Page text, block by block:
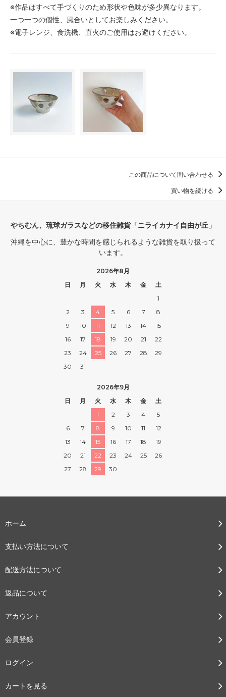
※作品はすべて手づくりのため形状や色味が多少異なります。
一つ一つの個性、風合いとしてお楽しみください。
※電子レンジ、食洗機、直火のご使用はお避けください。
この商品について問い合わせる
買い物を続ける
やちむん、琉球ガラスなどの移住雑貨「ニライカナイ自由が丘」
沖縄を中心に、豊かな時間を感じられるような雑貨を取り扱って
います。
2026年8月
日
月 火 水 木 金
土
1
2
3 4 5 6 7
8
9
10 11 12 13 14
15
16
17 18 19 20 21
22
23
24 25 26 27 28
29
30
31
2026年9月
日
月 火 水 木 金
土
1
2 3 4
5
6
7 8 9 10 11
12
13
14 15 16 17 18
19
20
21 22 23 24 25
26
27
28 29 30
ホーム
支払い方法について
配送方法について
返品について
アカウント
会員登録
ログイン
カートを見る